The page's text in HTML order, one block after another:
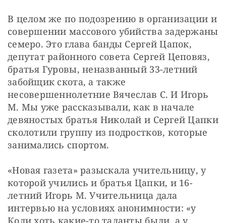
В целом же по подозрению в организации и
совершении массового убийства задержаны
семеро. Это глава банды Сергей Цапок,
депутат районного совета Сергей Цеповяз,
братья Гуровы, неназванный 33-летний
забойщик скота, а также
несовершеннолетние Вячеслав С. И Игорь
М. Мы уже рассказывали, как в начале
девяностых братья Николай и Сергей Цапки
сколотили группу из подростков, которые
занимались спортом.
«Новая газета» разыскала учительницу, у
которой учились и братья Цапки, и 16-
летний Игорь М. Учительница дала
интервью на условиях анонимности: «у
Коли хоть какие-то таланты были, а у